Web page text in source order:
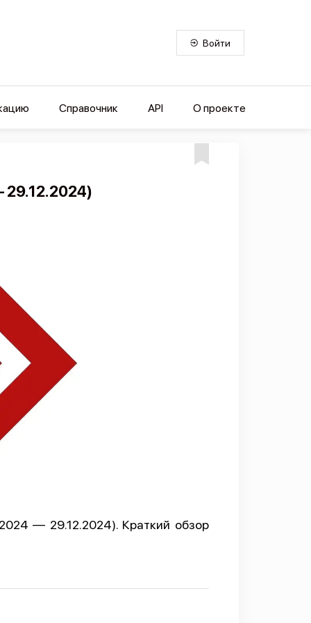
Войти
Справочник API О проекте
29.12.2024)
— 29.12.2024). Краткий обзор